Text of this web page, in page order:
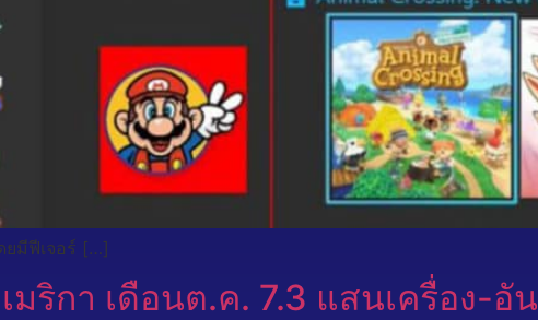
ยมีฟีเจอร์ […]
ริกา เดือนต.ค. 7.3 แสนเครื่อง-อั